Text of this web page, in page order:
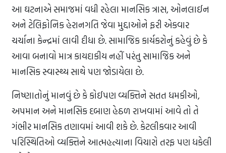
આ ઘટનાએ સમાજમાં વધી રહેલા માનસિક ત્રાસ, ઓનલાઈન
અને ટેલિફોનિક હેરાનગતિ જેવા મુદ્દાઓને ફરી એકવાર
ચર્ચાના કેન્દ્રમાં લાવી દીધા છે. સામાજિક કાર્યકરોનું કહેવું છે કે
આવા બનાવો માત્ર કાયદાકીય નહીં પરંતુ સામાજિક અને
માનસિક સ્વાસ્થ્ય સાથે પણ જોડાયેલા છે.
નિષ્ણાતોનું માનવું છે કે કોઈપણ વ્યક્તિને સતત ધમકીઓ,
અપમાન અને માનસિક દબાણ હેઠળ રાખવામાં આવે તો તે
ગંભીર માનસિક તણાવમાં આવી શકે છે. કેટલીકવાર આવી
પરિસ્થિતિઓ વ્યક્તિને આત્મહત્યાના વિચારો તરફ પણ ધકેલી